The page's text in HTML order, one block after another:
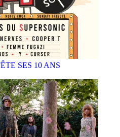
SES 10 ANS